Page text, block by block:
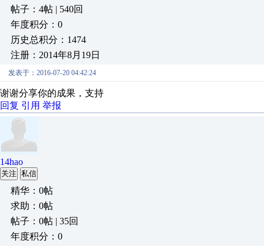
帖子：4帖 | 540回
年度积分：0
历史总积分：1474
注册：2014年8月19日
发表于：2016-07-20 04:42:24
谢谢分享你的成果，支持
回复 引用 举报
14hao
关注 私信
精华：0帖
求助：0帖
帖子：0帖 | 35回
年度积分：0